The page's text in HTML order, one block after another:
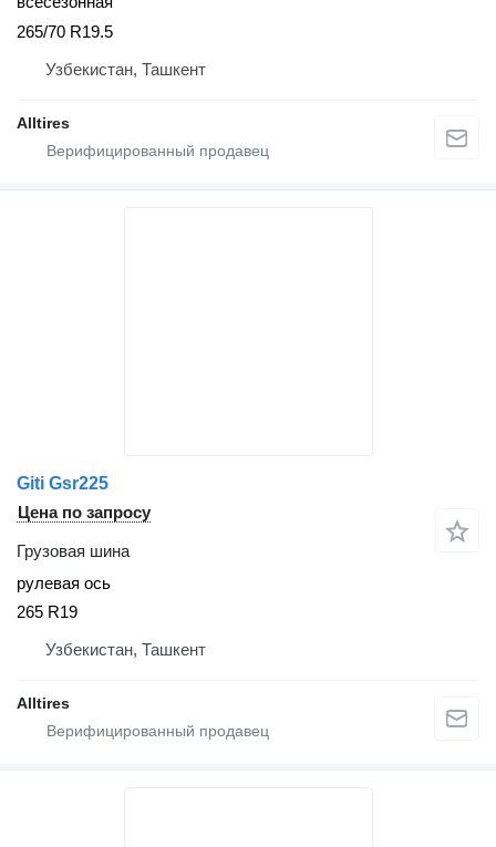
265/70 R19.5
Узбекистан, Ташкент
Alltires
Giti Gsr225
Цена по запросу
Грузовая шина
рулевая ось
265 R19
Узбекистан, Ташкент
Alltires